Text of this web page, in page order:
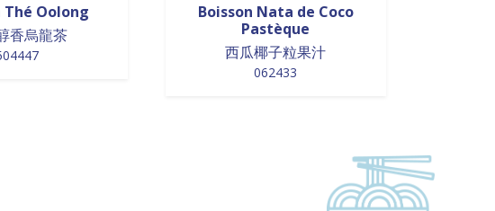
Thé Oolong
香烏龍茶
Boisson Nata de Coco
Pastèque
西瓜椰子粒果汁
062433